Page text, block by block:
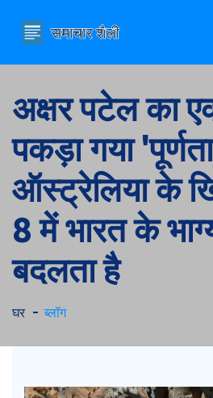
अक्षर पटेल का
पकड़ा गया
ऑस्ट्रेलिया के
8 में भारत के
बदलता है
घर ब्लॉग